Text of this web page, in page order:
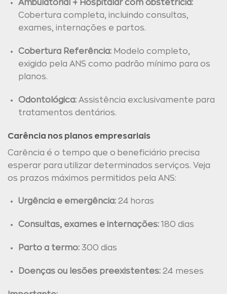
Ambulatorial + Hospitalar com obstetrícia:
Cobertura completa, incluindo consultas,
exames, internações e partos.
Cobertura Referência:Modelo completo,
exigido pela ANS como padrão mínimo para os
planos.
Odontológica:Assistência exclusivamente para
tratamentos dentários.
Carência nos planos empresariais
Carência é o tempo que o beneficiário precisa
esperar para utilizar determinados serviços. Veja
os prazos máximos permitidos pela ANS:
Urgência e emergência:24 horas
Consultas, exames e internações:180 dias
Parto a termo:300 dias
Doenças ou lesões preexistentes:24 meses